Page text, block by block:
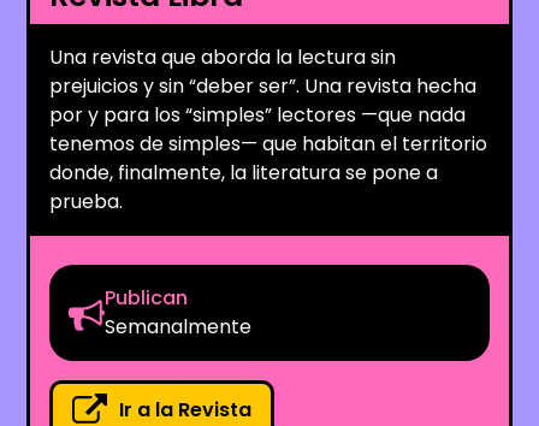
Una revista que aborda la lectura sin
prejuicios y sin “deber ser”. Una revista hecha
por y para los “simples” lectores —que nada
tenemos de simples— que habitan el territorio
donde, finalmente, la literatura se pone a
prueba.
Publican
Semanalmente
Ir a la Revista